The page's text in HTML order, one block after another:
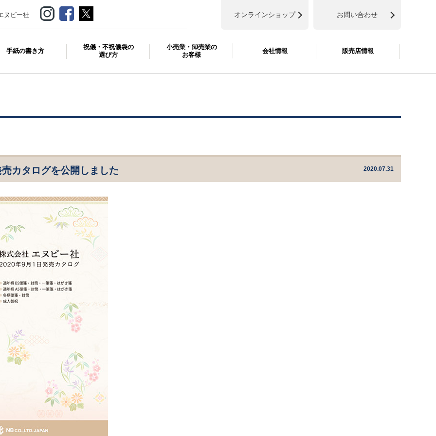
ヌビー社 お問い合わせ
オンラインショップ
手紙の書き方
祝儀・不祝儀袋の
選び方
小売業・卸売業の
お客様
会社情報 販売店情報
カタログを公開しました 2020.07.31